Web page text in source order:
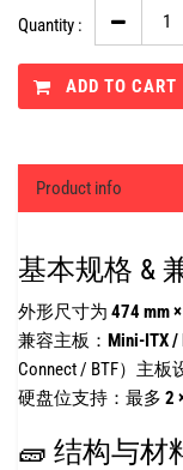
Quantity :
ADD TO CART
Product info
基本规格 &
外形尺寸为 474 mm
兼容主板： Mini-ITX /
Connect / BTF）主板
硬盘位支持：最多 2
🧱 结构与材